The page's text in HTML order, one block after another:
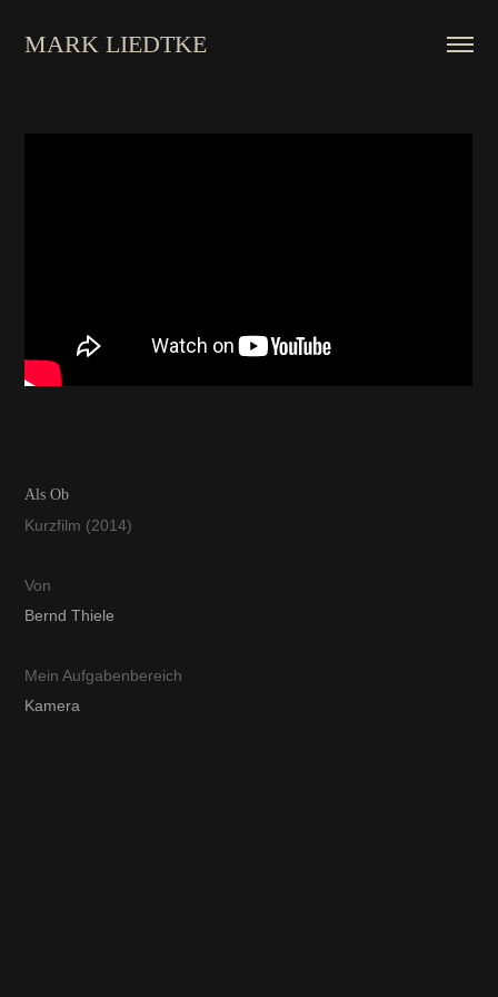
MARK LIEDTKE
Als Ob
Kurzfilm (2014)
Von
Bernd Thiele
Mein Aufgabenbereich
Kamera